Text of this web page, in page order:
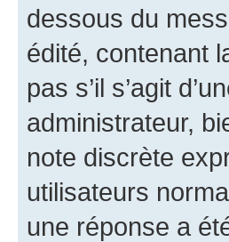
dessous du
édité, contenant
pas s’il s’agit
administrateur,
note discrète
utilisateurs
une réponse a